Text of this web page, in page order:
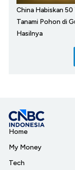
China Habiskan 50
Tanami Pohon di
Hasilnya
Home
My Money
Tech